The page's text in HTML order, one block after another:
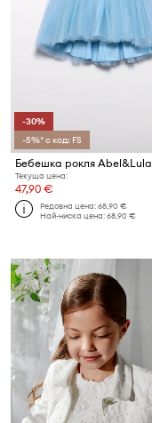
-30%
-5%* с код: FS
Бебешка рокля Abel&Lula
Текуща цена:
47,90 €
Редовна цена:68,90 €
Най-ниска цена:68,90 €